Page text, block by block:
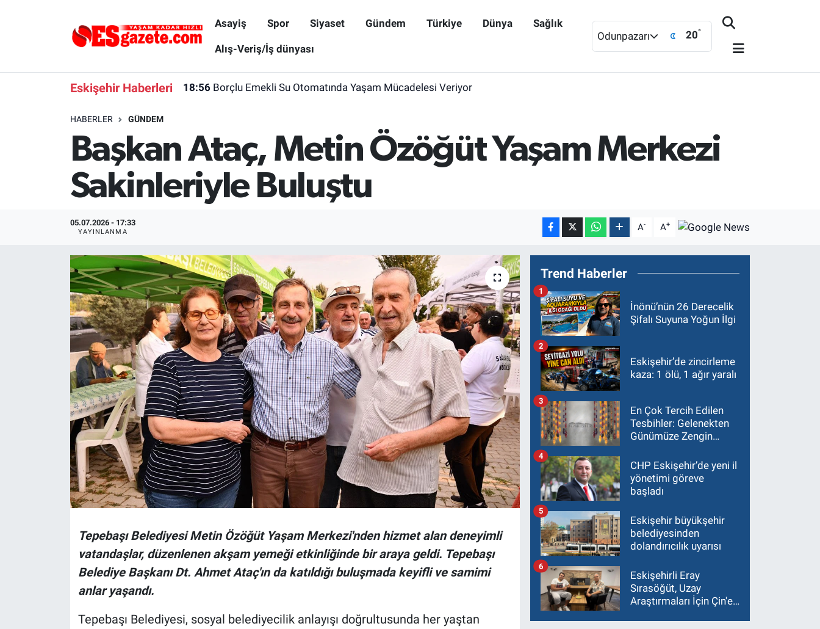
Asayiş Spor Siyaset Gündem Türkiye Dünya Sağlık
Alış-Veriş/İş dünyası
Odunpazarı 20°
Eskişehir Haberleri 18:56 Borçlu Emekli Su Otomatında Yaşam Mücadelesi Veriyor
HABERLER GÜNDEM
Başkan Ataç, Metin Özöğüt Yaşam Merkezi
Sakinleriyle Buluştu
05.07.2026 - 17:33
YAYINLANMA A- A+
Tepebaşı Belediyesi Metin Özöğüt Yaşam Merkezi'nden hizmet alan deneyimli
vatandaşlar, düzenlenen akşam yemeği etkinliğinde bir araya geldi. Tepebaşı
Belediye Başkanı Dt. Ahmet Ataç'ın da katıldığı buluşmada keyifli ve samimi
anlar yaşandı.
Tepebaşı Belediyesi, sosyal belediyecilik anlayışı doğrultusunda her yaştan
Trend Haberler
İnönü’nün 26 Derecelik
Şifalı Suyuna Yoğun İlgi
1
Eskişehir’de zincirleme
kaza: 1 ölü, 1 ağır yaralı
2
En Çok Tercih Edilen
Tesbihler: Gelenekten
Günümüze Zengin
3
CHP Eskişehir’de yeni il
yönetimi göreve
başladı
4
Eskişehir büyükşehir
belediyesinden
dolandırıcılık uyarısı
5
Eskişehirli Eray
Sırasöğüt, Uzay
Araştırmaları İçin Çin'e
6
Alış-Veriş/İş dünyası
Eskişehirspor Arşivi
Eskişehir Arşivi
Kültür Sanat
Politika
Bilim ve Teknoloji
Eskişehir Nöbetçi Eczaneler
Süper Lig Puan Durumu ve Fikstür
Tüm Manşetler
Haber Arşivi